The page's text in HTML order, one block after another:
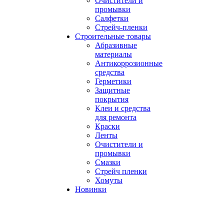
промывки
Салфетки
Стрейч-пленки
Строительные товары
Абразивные
материалы
Антикоррозионные
средства
Герметики
Защитные
покрытия
Клеи и средства
для ремонта
Краски
Ленты
Очистители и
промывки
Смазки
Стрейч пленки
Хомуты
Новинки